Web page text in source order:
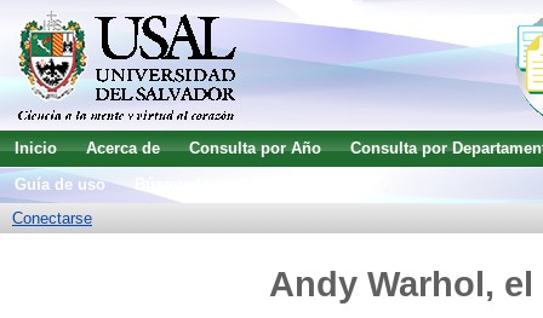
Inicio Acerca de Consulta por Año
Consulta por
Guía de uso
Conectarse
Andy Warhol,